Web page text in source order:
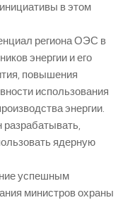
в этом
региона ОЭС в
энергии и его
повышения
использования
энергии.
разрабатывать,
ядерную
успешным
министров охраны